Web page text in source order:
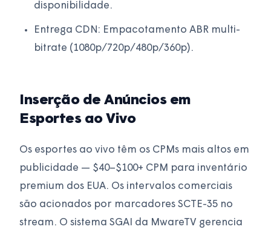
disponibilidade.
Entrega CDN: Empacotamento ABR multi-
bitrate (1080p/720p/480p/360p).
Inserção de Anúncios em
Esportes ao Vivo
Os esportes ao vivo têm os CPMs mais altos em
publicidade — $40–$100+ CPM para inventário
premium dos EUA. Os intervalos comerciais
são acionados por marcadores SCTE-35 no
stream. O sistema SGAI da MwareTV gerencia